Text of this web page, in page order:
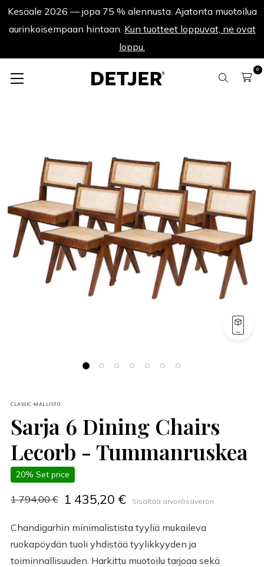
Kesäale 2026 — jopa 75 % alennusta. Ajatonta muotoilua
aurinkoisempaan hintaan. Kun tuotteet loppuvat, ne ovat
loppu.
0
Sarja 6 Dining Chairs Lecorb - Tummanruskea
CLASSIC-MALLISTO
Sarja 6 Dining Chairs
Lecorb - Tummanruskea
20% Set price
1 794,00 € 1 435,20 € Sisältää arvonlisäveron
Chandigarhin minimalistista tyyliä mukaileva
ruokapöydän tuoli yhdistää tyylikkyyden ja
toiminnallisuuden. Harkittu muotoilu tarjoaa sekä